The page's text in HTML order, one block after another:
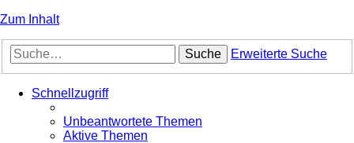
Zum Inhalt
Suche Erweiterte Suche
Schnellzugriff
Unbeantwortete Themen
Aktive Themen